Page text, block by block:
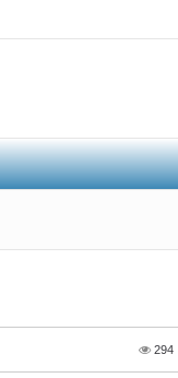
294